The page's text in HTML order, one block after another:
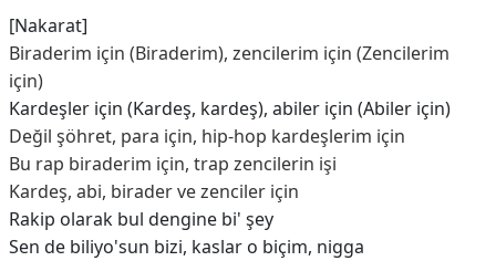
[Nakarat]
Biraderim için (Biraderim), zencilerim için (Zencilerim
için)
Kardeşler için (Kardeş, kardeş), abiler için (Abiler için)
Değil şöhret, para için, hip-hop kardeşlerim için
Bu rap biraderim için, trap zencilerin işi
Kardeş, abi, birader ve zenciler için
Rakip olarak bul dengine bi' şey
Sen de biliyo'sun bizi, kaslar o biçim, nigga